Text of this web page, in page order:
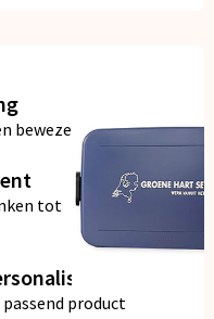
bewezen kwaliteit
tot
product